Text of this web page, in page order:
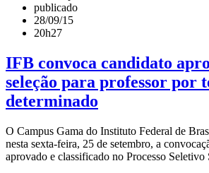
publicado
28/09/15
20h27
IFB convoca candidato
seleção para professor por
determinado
O Campus Gama do Instituto Federal de
nesta sexta-feira, 25 de setembro, a
aprovado e classificado no Processo